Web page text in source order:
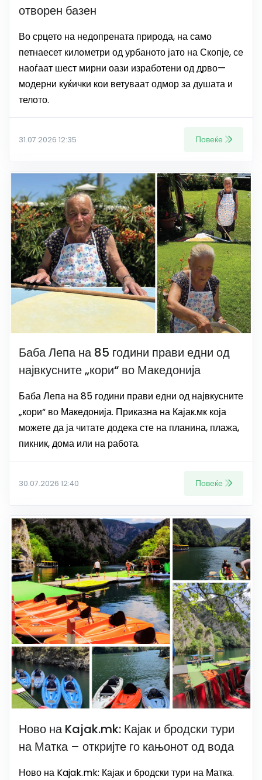
отворен базен
Во срцето на недопрената природа, на само
петнаесет километри од урбаното јато на Скопје, се
наоѓаат шест мирни оази изработени од дрво—
модерни куќички кои ветуваат одмор за душата и
телото.
31.07.2026 12:35 Повеќе
Баба Лепа на 85 години прави едни од
највкусните „кори“ во Македонија
Баба Лепа на 85 години прави едни од највкусните
„кори“ во Македонија. Приказна на Кајак.мк која
можете да ја читате додека сте на планина, плажа,
пикник, дома или на работа.
30.07.2026 12:40 Повеќе
Ново на Kajak.mk: Кајак и бродски тури
на Матка – откријте го кањонот од вода
Ново на Kajak.mk: Кајак и бродски тури на Матка.